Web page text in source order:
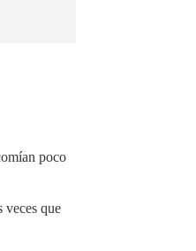
poco
veces que